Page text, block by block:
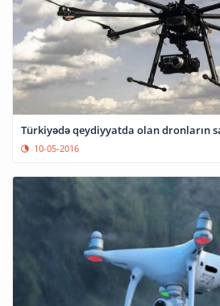
Türkiyədə qeydiyyatda olan dronların
10-05-2016